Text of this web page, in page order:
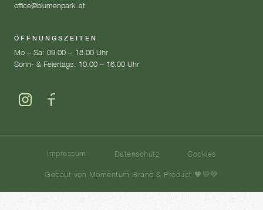
office@blumenpark.at
ÖFFNUNGSZEITEN
Mo – Sa: 09.00 – 18.00 Uhr
Sonn- & Feiertags: 10.00 – 16.00 Uhr
Impressum Datenschutz Cookies
Gebaut von Momentum Brand & Product 🧡💛💚